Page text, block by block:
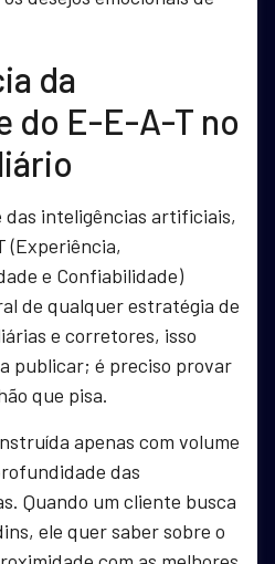
da
do E-E-A-T no
das inteligências artificiais,
(Experiência,
e Confiabilidade)
de qualquer estratégia de
e corretores, isso
publicar; é preciso provar
que pisa.
apenas com volume
das
Quando um cliente busca
ele quer saber sobre o